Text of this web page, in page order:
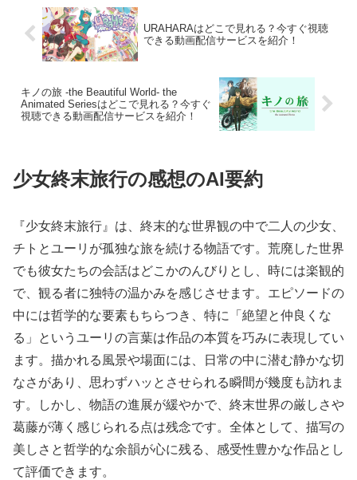
URAHARAはどこで見れる？今すぐ視聴
できる動画配信サービスを紹介！
キノの旅 -the Beautiful World- the
Animated Seriesはどこで見れる？今すぐ
視聴できる動画配信サービスを紹介！
少女終末旅行の感想のAI要約
『少女終末旅行』は、終末的な世界観の中で二人の少女、
チトとユーリが孤独な旅を続ける物語です。荒廃した世界
でも彼女たちの会話はどこかのんびりとし、時には楽観的
で、観る者に独特の温かみを感じさせます。エピソードの
中には哲学的な要素もちらつき、特に「絶望と仲良くな
る」というユーリの言葉は作品の本質を巧みに表現してい
ます。描かれる風景や場面には、日常の中に潜む静かな切
なさがあり、思わずハッとさせられる瞬間が幾度も訪れま
す。しかし、物語の進展が緩やかで、終末世界の厳しさや
葛藤が薄く感じられる点は残念です。全体として、描写の
美しさと哲学的な余韻が心に残る、感受性豊かな作品とし
て評価できます。